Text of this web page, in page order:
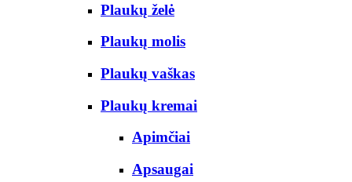
Plaukų želė
Plaukų molis
Plaukų vaškas
Plaukų kremai
Apimčiai
Apsaugai